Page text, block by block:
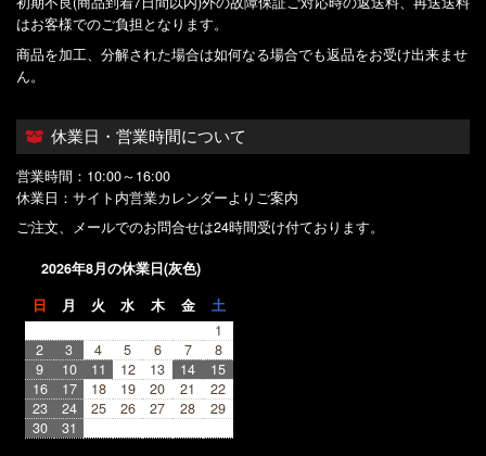
はお客様でのご負担となります。
商品を加工、分解された場合は如何なる場合でも返品をお受け出来ませ
ん。
休業日・営業時間について
営業時間：10:00～16:00
休業日：サイト内営業カレンダーよりご案内
ご注文、メールでのお問合せは24時間受け付ております。
2026年8月の休業日(灰色)
日 月 火 水 木 金 土
1
2
3 4 5 6 7
8
9
10 11 12 13 14
15
16
17 18 19 20 21
22
23
24 25 26 27 28
29
30
31